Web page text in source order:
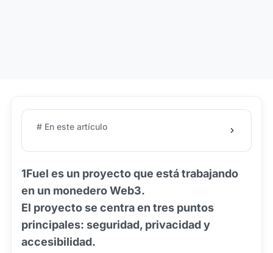
# En este artículo
1Fuel es un proyecto que está trabajando
en un monedero Web3.
El proyecto se centra en tres puntos
principales: seguridad, privacidad y
accesibilidad.